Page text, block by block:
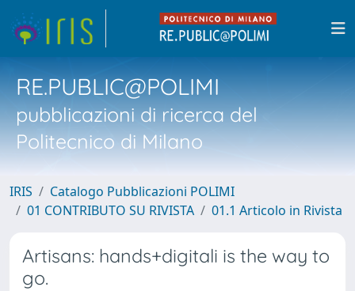
RE.PUBLIC@POLIMI
pubblicazioni di ricerca del
Politecnico di Milano
IRIS
Catalogo Pubblicazioni POLIMI
01 CONTRIBUTO SU RIVISTA
01.1 Articolo in Rivista
Artisans: hands+digitali is the way to
go.